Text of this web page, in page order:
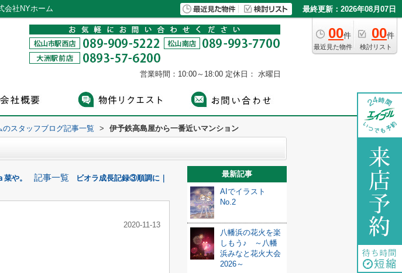
会社NYホーム 最終更新：2026年08月07日
00件
最近見た物件
00件
検討リスト
営業時間：10:00～18:00 定休日： 水曜日
スタッフブログ記事一覧 > 伊予鉄高島屋から一番近いマンション
や。 記事一覧
ビオラ成長記録③順調に｜
2020-11-13
最新記事
AIでイラスト
No.2
八幡浜の花火を楽
しもう♪ ～八幡
浜みなと花火大会
2026～